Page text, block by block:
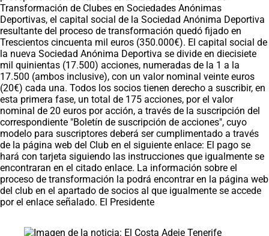
Transformación de Clubes en Sociedades Anónimas
Deportivas, el capital social de la Sociedad Anónima Deportiva
resultante del proceso de transformación quedó fijado en
Trescientos cincuenta mil euros (350.000€). El capital social de
la nueva Sociedad Anónima Deportiva se divide en diecisiete
mil quinientas (17.500) acciones, numeradas de la 1 a la
17.500 (ambos inclusive), con un valor nominal veinte euros
(20€) cada una. Todos los socios tienen derecho a suscribir, en
esta primera fase, un total de 175 acciones, por el valor
nominal de 20 euros por acción, a través de la suscripción del
correspondiente "Boletín de suscripción de acciones", cuyo
modelo para suscriptores deberá ser cumplimentado a través
de la página web del Club en el siguiente enlace: El pago se
hará con tarjeta siguiendo las instrucciones que igualmente se
encontraran en el citado enlace. La información sobre el
proceso de transformación la podrá encontrar en la página web
del club en el apartado de socios al que igualmente se accede
por el enlace señalado. El Presidente